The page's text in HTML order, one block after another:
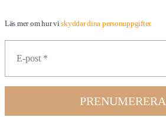
Läs mer om hur viskyddar dina personuppgifter.
PRENUMERERA